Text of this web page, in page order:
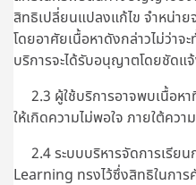
สิทธิเปลี่ยนแปลงแก้ไข จำหน่าย
โดยอาศัยเนื้อหาดังกล่าวไม่ว่าจ
บริการจะได้รับอนุญาตโดยชัดแ
2.3 ผู้ใช้บริการอาจพบเนื้อหา
ให้เกิดความไม่พอใจ ภายใต้ควา
2.4 ระบบบริหารจัดการเรียน
Learning ทรงไว้ซึ่งสิทธิในกา